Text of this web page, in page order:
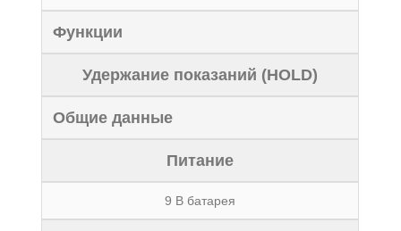
Функции
Удержание показаний (HOLD)
Общие данные
Питание
9 В батарея